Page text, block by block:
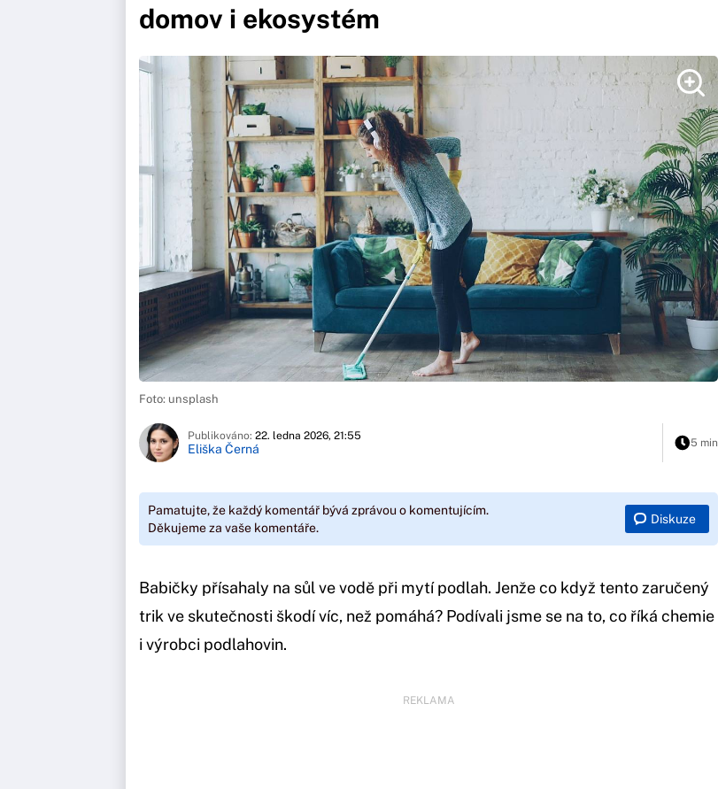
domov i ekosystém
Foto: unsplash
Publikováno: 22. ledna 2026, 21:55
Eliška Černá 5 min
Pamatujte, že každý komentář bývá zprávou o komentujícím.
Děkujeme za vaše komentáře.
Diskuze
Babičky přísahaly na sůl ve vodě při mytí podlah. Jenže co když tento zaručený
trik ve skutečnosti škodí víc, než pomáhá? Podívali jsme se na to, co říká chemie
i výrobci podlahovin.
REKLAMA